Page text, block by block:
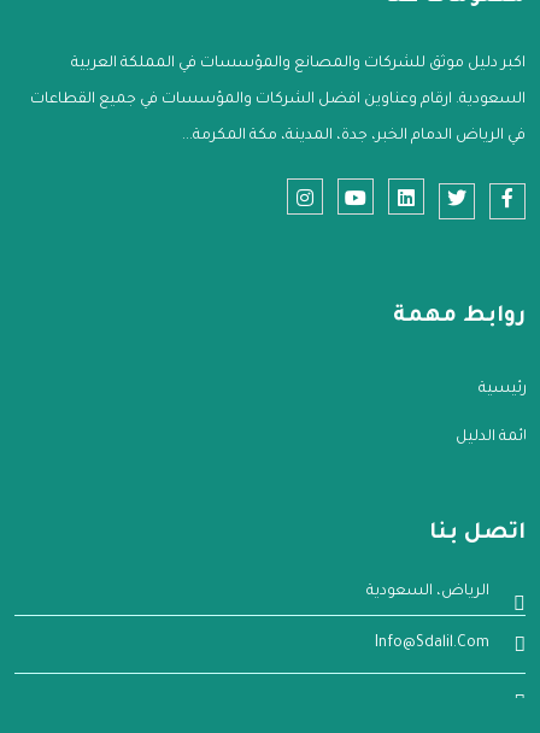
اكبر دليل موثق للشركات والمصانع والمؤسسات في المملكة العربية
السعودية. ارقام وعناوين افضل الشركات والمؤسسات في جميع القطاعات
في الرياض الدمام الخبر، جدة، المدينة، مكة المكرمة...
روابط مهمة
الرئيسية
قائمة الدليل
اتصل بنا
الرياض، السعودية
Info@sdalil.com